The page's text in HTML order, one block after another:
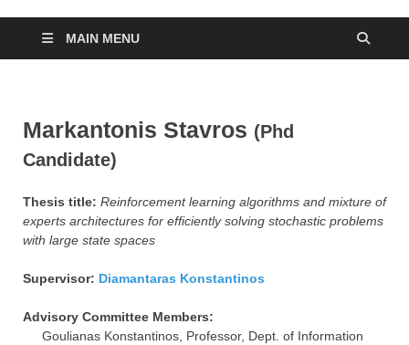
MAIN MENU
Markantonis Stavros (Phd
Candidate)
Thesis title: Reinforcement learning algorithms and mixture of
experts architectures for efficiently solving stochastic problems
with large state spaces
Supervisor: Diamantaras Konstantinos
Advisory Committee Members:
Goulianas Konstantinos, Professor, Dept. of Information